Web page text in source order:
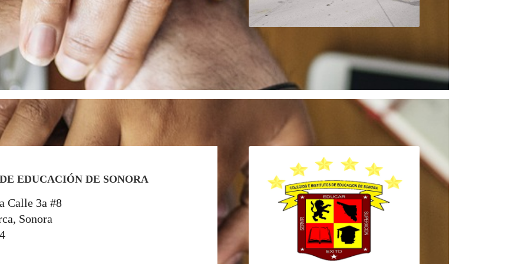
EDUCACIÓN DE SONORA
Calle 3a #8
Sonora